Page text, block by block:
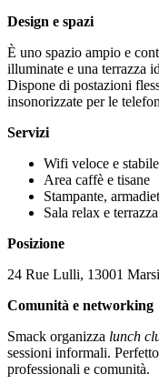
Design e spazi
È uno spazio ampio e
illuminate e una terrazza
Dispone di postazioni
insonorizzate per le
Servizi
Wifi veloce e stabile
Area caffè e tisane
Stampante,
Sala relax e
Posizione
24 Rue Lulli, 13001
Comunità e networking
Smack organizza lunch
sessioni informali.
professionali e comunità.